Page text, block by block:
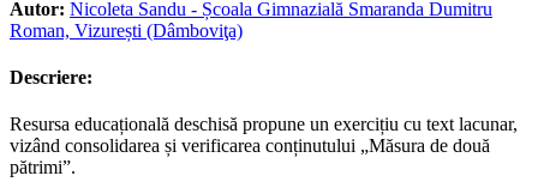
Autor: Nicoleta Sandu - Școala Gimnazială Smaranda Dumitru
Roman, Vizurești (Dâmboviţa)
Descriere:
Resursa educațională deschisă propune un exercițiu cu text lacunar,
vizând consolidarea și verificarea conținutului „Măsura de două
pătrimi”.